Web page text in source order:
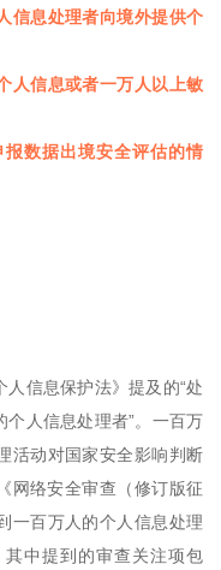
信息处理者向境外提供个
人信息或者一万人以上敏
报数据出境安全评估的情
人信息保护法》提及的“处
人信息处理者”。一百万
活动对国家安全影响判断
网络安全审查（修订版征
一百万人的个人信息处理
中提到的审查关注项包